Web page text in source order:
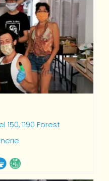
1190 Forest